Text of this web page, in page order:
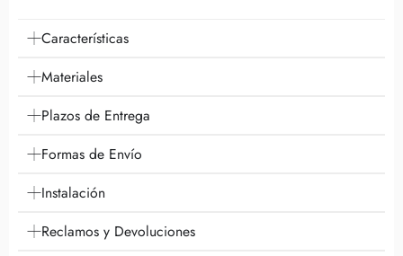
Características
Materiales
Plazos de Entrega
Formas de Envío
Instalación
Reclamos y Devoluciones